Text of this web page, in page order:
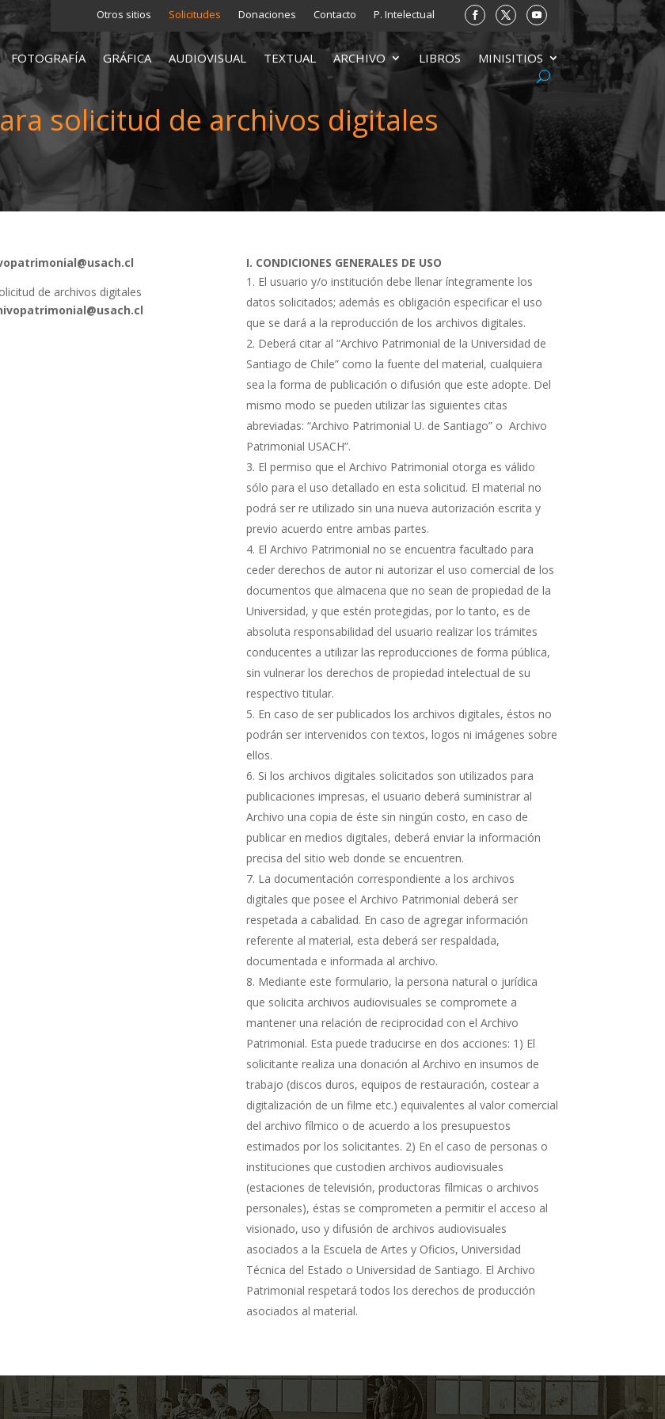
Otros sitios Solicitudes Donaciones Contacto P. Intelectual
FOTOGRAFÍA GRÁFICA AUDIOVISUAL TEXTUAL ARCHIVO LIBROS MINISITIOS
solicitud de archivos digitales
de archivos digitales
I. CONDICIONES GENERALES DE USO
El usuario y/o institución debe llenar íntegramente los
datos solicitados; además es obligación especificar el uso
que se dará a la reproducción de los archivos digitales.
Deberá citar al “Archivo Patrimonial de la Universidad de
Santiago de Chile” como la fuente del material, cualquiera
sea la forma de publicación o difusión que este adopte. Del
mismo modo se pueden utilizar las siguientes citas
abreviadas: “Archivo Patrimonial U. de Santiago” o Archivo
Patrimonial USACH”.
El permiso que el Archivo Patrimonial otorga es válido
sólo para el uso detallado en esta solicitud. El material no
podrá ser re utilizado sin una nueva autorización escrita y
previo acuerdo entre ambas partes.
El Archivo Patrimonial no se encuentra facultado para
ceder derechos de autor ni autorizar el uso comercial de los
documentos que almacena que no sean de propiedad de la
Universidad, y que estén protegidas, por lo tanto, es de
absoluta responsabilidad del usuario realizar los trámites
conducentes a utilizar las reproducciones de forma pública,
sin vulnerar los derechos de propiedad intelectual de su
respectivo titular.
En caso de ser publicados los archivos digitales, éstos no
podrán ser intervenidos con textos, logos ni imágenes sobre
ellos.
Si los archivos digitales solicitados son utilizados para
publicaciones impresas, el usuario deberá suministrar al
Archivo una copia de éste sin ningún costo, en caso de
publicar en medios digitales, deberá enviar la información
precisa del sitio web donde se encuentren.
La documentación correspondiente a los archivos
digitales que posee el Archivo Patrimonial deberá ser
respetada a cabalidad. En caso de agregar información
referente al material, esta deberá ser respaldada,
documentada e informada al archivo.
Mediante este formulario, la persona natural o jurídica
que solicita archivos audiovisuales se compromete a
mantener una relación de reciprocidad con el Archivo
Patrimonial. Esta puede traducirse en dos acciones: 1) El
solicitante realiza una donación al Archivo en insumos de
trabajo (discos duros, equipos de restauración, costear a
digitalización de un filme etc.) equivalentes al valor comercial
del archivo fílmico o de acuerdo a los presupuestos
estimados por los solicitantes. 2) En el caso de personas o
instituciones que custodien archivos audiovisuales
(estaciones de televisión, productoras fílmicas o archivos
personales), éstas se comprometen a permitir el acceso al
visionado, uso y difusión de archivos audiovisuales
asociados a la Escuela de Artes y Oficios, Universidad
Técnica del Estado o Universidad de Santiago. El Archivo
Patrimonial respetará todos los derechos de producción
asociados al material.